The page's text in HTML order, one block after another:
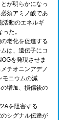
が明らかになっ
須アミノ酸であ
活動のエネルギ
た。
老化を促進する
は、遺伝子にコ
を発現させま
チオニンアデノ
モニウムの減
増加、損傷後の
を阻害する
シグナル伝達が